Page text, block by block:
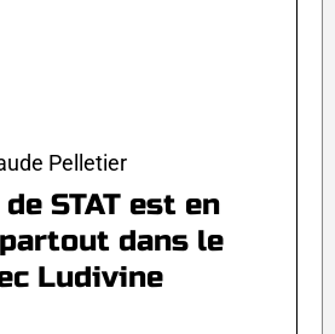
Pelletier
STAT est en
dans le
Ludivine